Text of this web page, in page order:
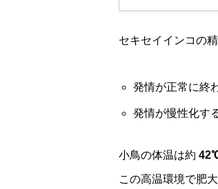
セキセイインコの
発情が正常に終
発情が慢性化す
小鳥の体温は約
この高温環境で肥